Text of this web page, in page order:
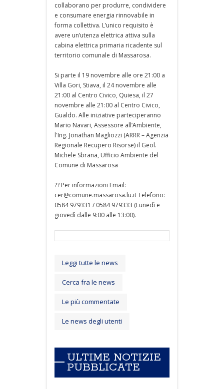
collaborano per produrre, condividere
e consumare energia rinnovabile in
forma collettiva. L’unico requisito è
avere un’utenza elettrica attiva sulla
cabina elettrica primaria ricadente sul
territorio comunale di Massarosa.
Si parte il 19 novembre alle ore 21:00 a
Villa Gori, Stiava, il 24 novembre alle
21:00 al Centro Civico, Quiesa, il 27
novembre alle 21:00 al Centro Civico,
Gualdo. Alle iniziative parteciperanno
Mario Navari, Assessore all’Ambiente,
l'Ing. Jonathan Magliozzi (ARRR – Agenzia
Regionale Recupero Risorse) il Geol.
Michele Sbrana, Ufficio Ambiente del
Comune di Massarosa
?? Per informazioni Email:
cer@comune.massarosa.lu.it Telefono:
0584 979331 / 0584 979333 (Lunedì e
giovedì dalle 9:00 alle 13:00).
Leggi tutte le news
Cerca fra le news
Le più commentate
Le news degli utenti
ULTIME NOTIZIE
PUBBLICATE